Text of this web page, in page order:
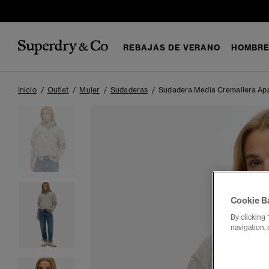
REBAJAS DE VERANO HOMBRE
Inicio Outlet Mujer Sudaderas Sudadera Media Cremallera
Cookie
By clicking
navigation,